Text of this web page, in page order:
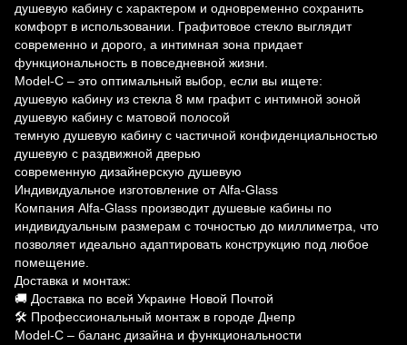
душевую кабину с характером и одновременно сохранить
комфорт в использовании. Графитовое стекло выглядит
современно и дорого, а интимная зона придает
функциональность в повседневной жизни.
Model-C – это оптимальный выбор, если вы ищете:
душевую кабину из стекла 8 мм графит с интимной зоной
душевую кабину с матовой полосой
темную душевую кабину с частичной конфиденциальностью
душевую с раздвижной дверью
современную дизайнерскую душевую
Индивидуальное изготовление от Alfa-Glass
Компания Alfa-Glass производит душевые кабины по
индивидуальным размерам с точностью до миллиметра, что
позволяет идеально адаптировать конструкцию под любое
помещение.
Доставка и монтаж:
🚚 Доставка по всей Украине Новой Почтой
🛠 Профессиональный монтаж в городе Днепр
Model-C – баланс дизайна и функциональности